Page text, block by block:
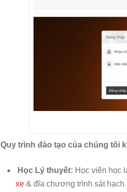
Quy trình đào tạo của chúng tôi
Học Lý thuyết: Học viên học
xe & đĩa chương trình sát hạch